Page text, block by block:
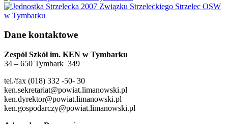
Dane kontaktowe
Zespół Szkół im. KEN w Tymbarku
34 – 650 Tymbark 349
tel./fax (018) 332 -50- 30
ken.sekretariat@powiat.limanowski.pl
ken.dyrektor@powiat.limanowski.pl
ken.gospodarczy@powiat.limanowski.pl